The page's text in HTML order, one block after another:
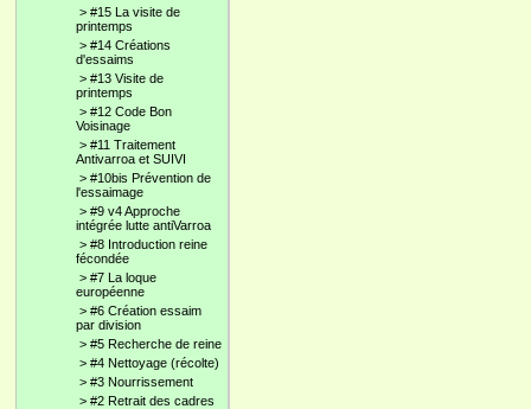
> #15 La visite de
printemps
> #14 Créations
d'essaims
> #13 Visite de
printemps
> #12 Code Bon
Voisinage
> #11 Traitement
Antivarroa et SUIVI
> #10bis Prévention de
l'essaimage
> #9 v4 Approche
intégrée lutte antiVarroa
> #8 Introduction reine
fécondée
> #7 La loque
européenne
> #6 Création essaim
par division
> #5 Recherche de reine
> #4 Nettoyage (récolte)
> #3 Nourrissement
> #2 Retrait des cadres